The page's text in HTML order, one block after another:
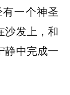
有一个神圣
沙发上，和
静中完成一